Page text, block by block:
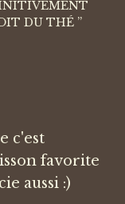
DU THÉ ”
c'est
favorite
aussi :)